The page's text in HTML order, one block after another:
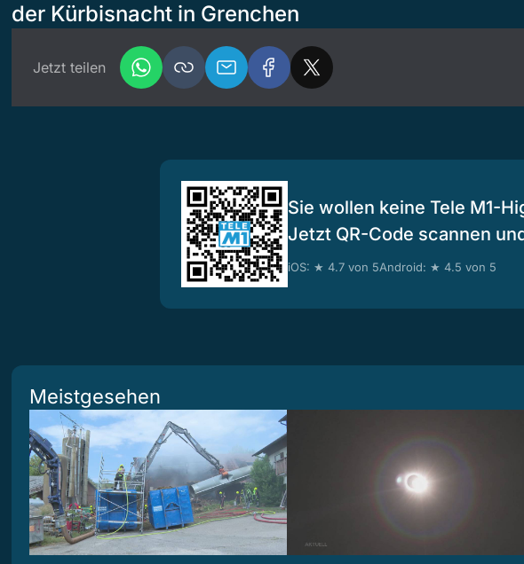
der Kürbisnacht in Grenchen
Jetzt teilen
Sie wollen keine Tele M1-
Jetzt QR-Code scannen
iOS: ★ 4.7 von 5Android: ★ 4.5 von 5
Meistgesehen